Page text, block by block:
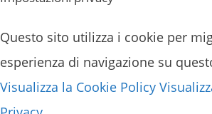
Questo sito utilizza i cookie per
esperienza di navigazione su
Visualizza la Cookie Policy